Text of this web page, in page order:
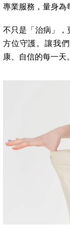
專業服務，量身為
不只是「治病」，
方位守護。讓我
康、自信的每一天。